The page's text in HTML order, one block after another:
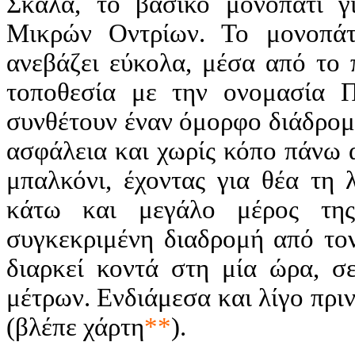
Μικρών Οντρίων. Το
ανεβάζει εύκολα, μέσα από το
τοποθεσία με την ονομασία
συνθέτουν έναν όμορφο
ασφάλεια και χωρίς κόπο πάνω
μπαλκόνι, έχοντας για θέα τη
κάτω και μεγάλο μέρος
συγκεκριμένη διαδρομή από
διαρκεί κοντά στη μία ώρα,
μέτρων. Ενδιάμεσα και λίγο
(βλέπε χάρτη**).